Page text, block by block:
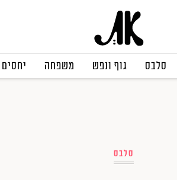
סלבס גוף ונפש משפחה יחסים
סלבס